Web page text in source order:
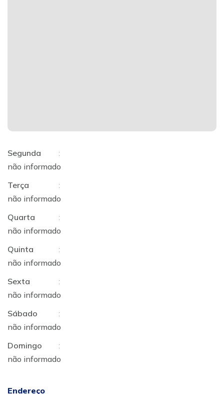
Segunda
:
não informado
Terça
:
não informado
Quarta
:
não informado
Quinta
:
não informado
Sexta
:
não informado
Sábado
:
não informado
Domingo
:
não informado
Endereço